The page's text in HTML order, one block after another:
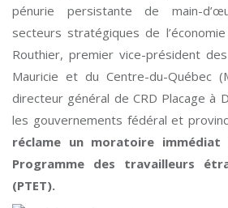
pénurie persistante de main-
secteurs stratégiques de
Routhier, premier vice-président
Mauricie et du Centre-du-Québec
directeur général de CRD Placage à
les gouvernements fédéral et
réclame un moratoire
Programme des travailleurs
(PTET).